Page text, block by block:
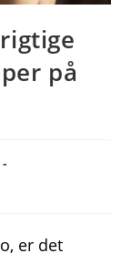
på
er det